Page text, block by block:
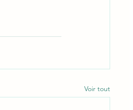
Voir tout